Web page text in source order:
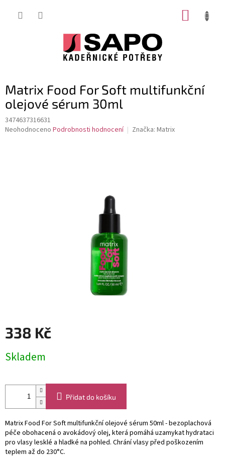
Matrix Food For Soft multifunkční
olejové sérum 30ml
3474637316631
Průměrné
Neohodnoceno Podrobnosti hodnocení Značka: Matrix
338 Kč
cena:
Skladem
Přidat do košíku
Matrix Food For Soft multifunkční olejové sérum 50ml - bezoplachová
péče obohacená o avokádový olej, která pomáhá uzamykat hydrataci
pro vlasy lesklé a hladké na pohled. Chrání vlasy před poškozením
teplem až do 230°C.